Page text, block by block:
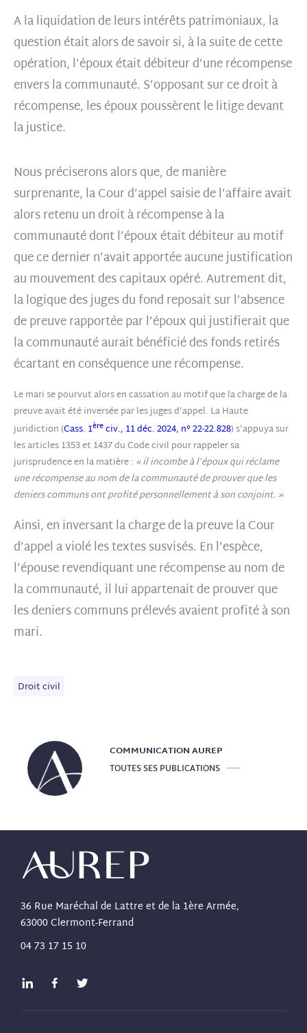
A la liquidation de leurs intérêts patrimoniaux, la
question était alors de savoir si, à la suite de cette
opération, l’époux était débiteur d’une récompense
envers la communauté. S’opposant sur ce droit à
récompense, les époux poussèrent le litige devant
la justice.
Nous préciserons alors que, de manière
surprenante, la Cour d’appel saisie de l’affaire avait
alors retenu un droit à récompense à la
communauté dont l’époux était débiteur au motif
que ce dernier n’avait apportée aucune justification
au mouvement des capitaux opéré. Autrement dit,
la logique des juges du fond reposait sur l’absence
de preuve rapportée par l’époux qui justifierait que
la communauté aurait bénéficié des fonds retirés
écartant en conséquence une récompense.
Le mari se pourvut alors en cassation au motif que la charge de la
preuve avait été inversée par les juges d’appel. La Haute
juridiction (Cass. 1èreciv., 11 déc. 2024, n° 22-22.828) s’appuya sur
les articles 1353 et 1437 du Code civil pour rappeler sa
jurisprudence en la matière : « il incombe à l’époux qui réclame
une récompense au nom de la communauté de prouver que les
deniers communs ont profité personnellement à son conjoint. »
Ainsi, en inversant la charge de la preuve la Cour
d’appel a violé les textes susvisés. En l’espèce,
l’épouse revendiquant une récompense au nom de
la communauté, il lui appartenait de prouver que
les deniers communs prélevés avaient profité à son
mari.
Droit civil
COMMUNICATIONAUREP
TOUTES SES PUBLICATIONS
36 Rue Maréchal de Lattre et de la 1ère Armée,
63000 Clermont-Ferrand
04 73 17 15 10